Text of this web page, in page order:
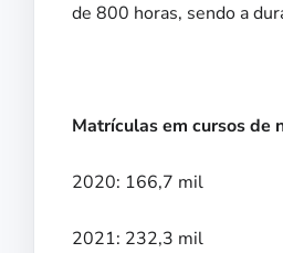
de 800 horas, sendo a
Matrículas em cursos de
2020: 166,7 mil
2021: 232,3 mil